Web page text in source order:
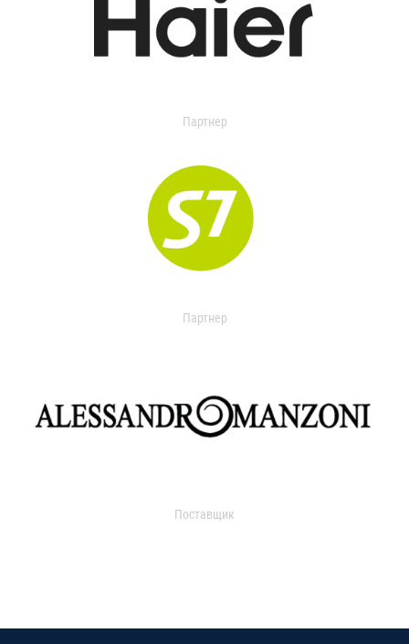
Партнер
Партнер
Поставщик